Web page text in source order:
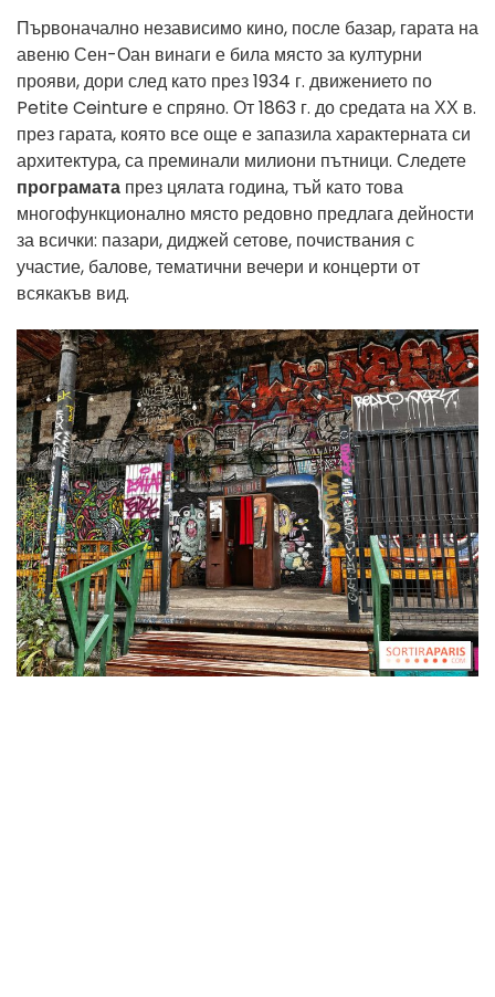
Първоначално независимо кино, после базар, гарата на
авеню Сен-Оан винаги е била място за културни
прояви, дори след като през 1934 г. движението по
Petite Ceinture е спряно. От 1863 г. до средата на ХХ в.
през гарата, която все още е запазила характерната си
архитектура, са преминали милиони пътници. Следете
програмата през цялата година, тъй като това
многофункционално място редовно предлага дейности
за всички: пазари, диджей сетове, почиствания с
участие, балове, тематични вечери и концерти от
всякакъв вид.